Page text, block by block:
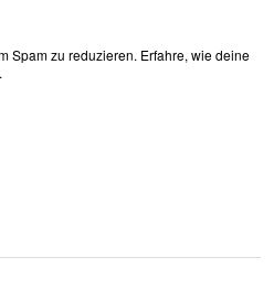
Spam zu reduzieren. Erfahre, wie deine